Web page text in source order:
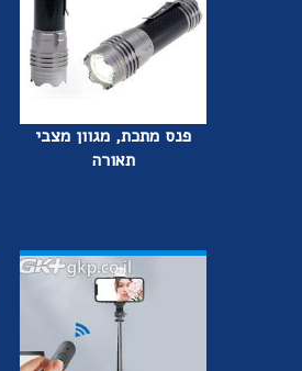
פנס מתכת, מגוון מצבי
תאורה